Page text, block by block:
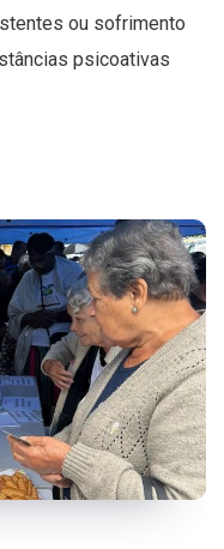
ou sofrimento
psicoativas